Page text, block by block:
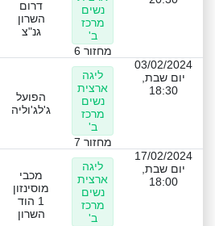
נשים
מרכז
ב'
מחזור 6
דרום
השרון
גנ"צ
03/02/2024
יום שבת,
18:30
ליגה
ארצית
נשים
מרכז
ב'
מחזור 7
הפועל
ג'לג'וליה
17/02/2024
יום שבת,
18:00
ליגה
ארצית
נשים
מרכז
ב'
מכבי
מוסינזון
1 הוד
השרון